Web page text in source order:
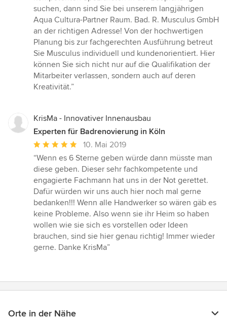
von
5
Sternen
suchen, dann sind Sie bei unserem langjährigen
Aqua Cultura-Partner Raum. Bad. R. Musculus GmbH
an der richtigen Adresse! Von der hochwertigen
Planung bis zur fachgerechten Ausführung betreut
Sie Musculus individuell und kundenorientiert. Hier
können Sie sich nicht nur auf die Qualifikation der
Mitarbeiter verlassen, sondern auch auf deren
Kreativität.”
KrisMa - Innovativer Innenausbau
Experten für Badrenovierung in Köln
Durchschnittliche
Bewertung:
5
von
5
Sternen
10. Mai 2019
“Wenn es 6 Sterne geben würde dann müsste man
diese geben. Dieser sehr fachkompetente und
engagierte Fachmann hat uns in der Not gerettet.
Dafür würden wir uns auch hier noch mal gerne
bedanken!!! Wenn alle Handwerker so wären gäb es
keine Probleme. Also wenn sie ihr Heim so haben
wollen wie sie sich es vorstellen oder Ideen
brauchen, sind sie hier genau richtig! Immer wieder
gerne. Danke KrisMa”
Orte in der Nähe